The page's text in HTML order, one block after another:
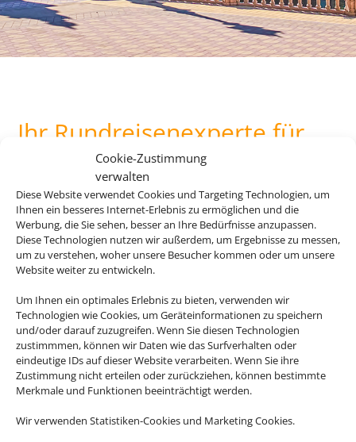
Cookie-Zustimmung
verwalten
Diese Website verwendet Cookies und Targeting Technologien, um
Ihnen ein besseres Internet-Erlebnis zu ermöglichen und die
Werbung, die Sie sehen, besser an Ihre Bedürfnisse anzupassen.
Diese Technologien nutzen wir außerdem, um Ergebnisse zu messen,
um zu verstehen, woher unsere Besucher kommen oder um unsere
Website weiter zu entwickeln.
Um Ihnen ein optimales Erlebnis zu bieten, verwenden wir
Technologien wie Cookies, um Geräteinformationen zu speichern
und/oder darauf zuzugreifen. Wenn Sie diesen Technologien
zustimmmen, können wir Daten wie das Surfverhalten oder
eindeutige IDs auf dieser Website verarbeiten. Wenn Sie ihre
Zustimmung nicht erteilen oder zurückziehen, können bestimmte
Merkmale und Funktionen beeinträchtigt werden.
Wir verwenden Statistiken-Cookies und Marketing Cookies.
Ihr Rundreisenexperte für
den perfekten Urlaub.
Andalusien, Kuba, Kanada, die USA oder doch lieber Asien?
Es gibt so viel zu entdecken auf der Welt und mit unseren
Rundreiseangebote erleben Sie Ihre Traumdestinationen in
ihrer vollen Vielfalt.
Z
Riesige Auswahl
Wählen Sie aus einer Vielzahl an Rundreiseangeboten
weltweit